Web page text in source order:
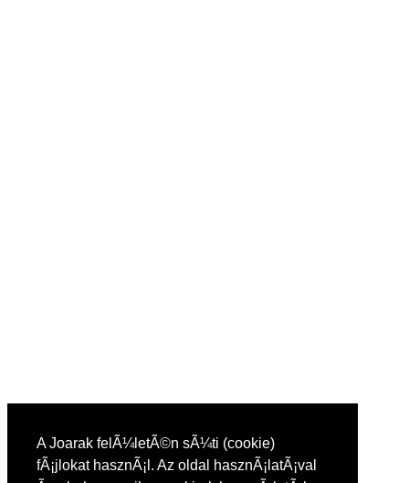
A Joarak felÃ¼letÃ©n sÃ¼ti (cookie)
fÃ¡jlokat hasznÃ¡l. Az oldal hasznÃ¡latÃ¡val